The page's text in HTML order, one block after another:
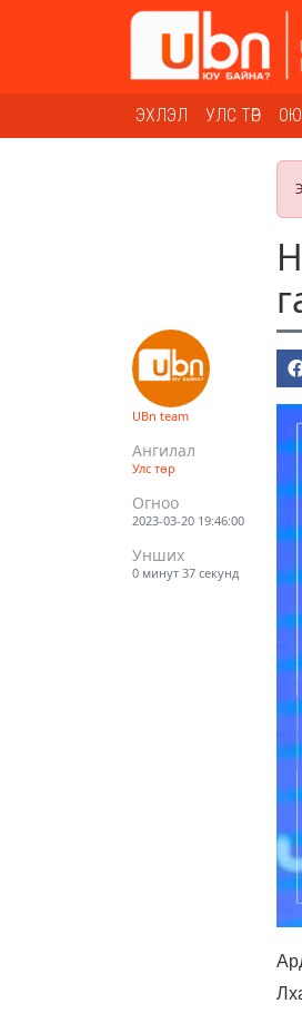
ЭХЛЭЛ УЛС ТӨР
UBn team
Ангилал
Улс төр
Огноо
2023-03-20 19:46:00
Унших
0 минут 37 секунд